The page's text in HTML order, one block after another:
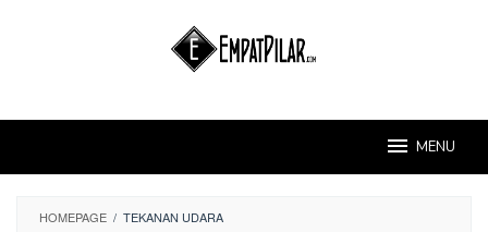
MENU
HOMEPAGE / TEKANAN UDARA